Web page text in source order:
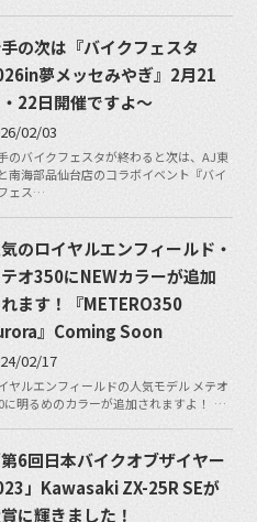
の次は『バイクフェスタ
夢メッセみやぎ』2月21
22日開催ですよ〜
02/03
のバイクフェスタが終わると次は、AJ東
南海部品仙台店のコラボイベント『バイ
ェス…
のロイヤルエンフィールド・
オ350にNEWカラーが追加
ます！『METERO350
』Coming Soon
02/17
ヤルエンフィールドの人気モデル メテオ
に明るめのカラーが追加されますよ！ …
第6回日本バイクオブザイヤー
」Kawasaki ZX-25R SEが
に輝きました！